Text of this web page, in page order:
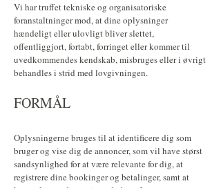
Vi har truffet tekniske og organisatoriske
foranstaltninger mod, at dine oplysninger
hændeligt eller ulovligt bliver slettet,
offentliggjort, fortabt, forringet eller kommer til
uvedkommendes kendskab, misbruges eller i øvrigt
behandles i strid med lovgivningen.
FORMÅL
Oplysningerne bruges til at identificere dig som
bruger og vise dig de annoncer, som vil have størst
sandsynlighed for at være relevante for dig, at
registrere dine bookinger og betalinger, samt at